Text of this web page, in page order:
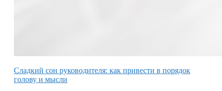
Сладкий сон руководителя: как привести в порядок
голову и мысли